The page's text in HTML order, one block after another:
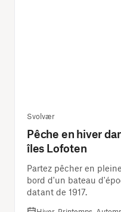
Svolvær
Pêche en hiver
îles Lofoten
Partez pêcher en
bord d'un bateau
datant de 1917.